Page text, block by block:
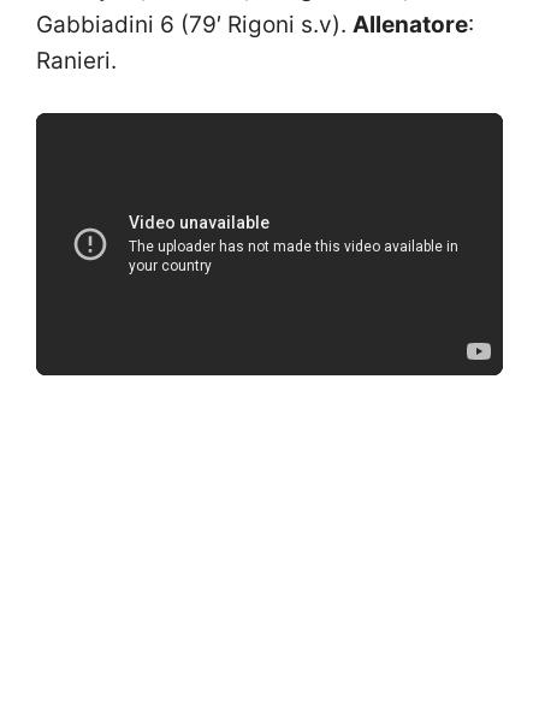
Gabbiadini 6 (79′ Rigoni s.v). Allenatore:
Ranieri.